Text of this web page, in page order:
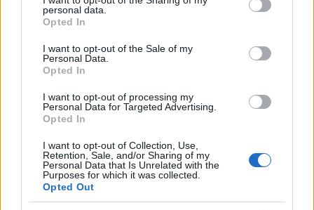
disclose it to other third parties.
Please note that this website/app uses one or more Google
services and may gather and store information including but
not limited to your visit or usage behaviour. You may click to
grant or deny consent to Google and its third-party tags to
consent section.
personal data.
Opted In
I want to opt-out of the Sale of my
Personal Data.
Opted In
I want to opt-out of processing my
Personal Data for Targeted Advertising.
Opted In
I want to opt-out of Collection, Use,
Retention, Sale, and/or Sharing of my
Personal Data that Is Unrelated with the
Purposes for which it was collected.
Opted Out
Le programmazioni /
atteso un autunno tra grandi biografie, cultura, sport e crime
L'evento /Cent'anni di Turandot: torna a Verona lo
spettacolo di Zeffirelli